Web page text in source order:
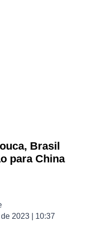
Brasil
para China
2023 | 10:37